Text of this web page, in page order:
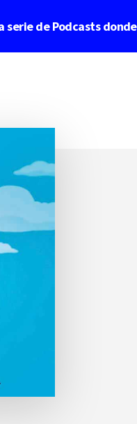
de Podcasts